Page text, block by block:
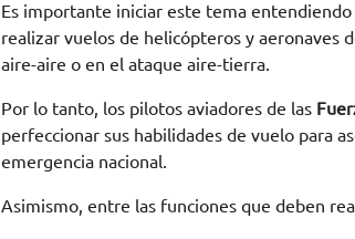
Es importante iniciar este tema
realizar vuelos de helicópteros y aeronaves
aire-aire o en el ataque aire-tierra.
Por lo tanto, los pilotos aviadores de las
perfeccionar sus habilidades de vuelo para
emergencia nacional.
Asimismo, entre las funciones que deben